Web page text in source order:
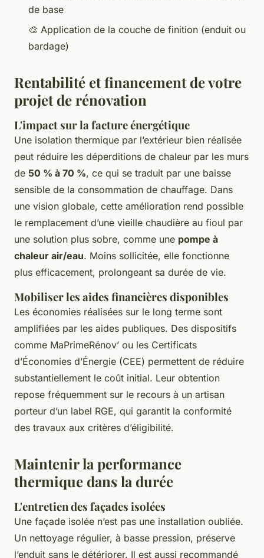
de base
🎨 Application de la couche de finition (enduit ou
bardage)
Rentabilité et financement de votre
projet de rénovation
L'impact sur la facture énergétique
Une isolation thermique par l’extérieur bien réalisée
peut réduire les déperditions de chaleur par les murs
de 50 % à 70 %, ce qui se traduit par une baisse
sensible de la consommation de chauffage. Dans
une vision globale, cette amélioration rend possible
le remplacement d’une vieille chaudière au fioul par
une solution plus sobre, comme une pompe à
chaleur air/eau. Moins sollicitée, elle fonctionne
plus efficacement, prolongeant sa durée de vie.
Mobiliser les aides financières disponibles
Les économies réalisées sur le long terme sont
amplifiées par les aides publiques. Des dispositifs
comme MaPrimeRénov’ ou les Certificats
d’Économies d’Énergie (CEE) permettent de réduire
substantiellement le coût initial. Leur obtention
repose fréquemment sur le recours à un artisan
porteur d’un label RGE, qui garantit la conformité
des travaux aux critères d’éligibilité.
Maintenir la performance
thermique dans la durée
L'entretien des façades isolées
Une façade isolée n’est pas une installation oubliée.
Un nettoyage régulier, à basse pression, préserve
l’enduit sans le détériorer. Il est aussi recommandé